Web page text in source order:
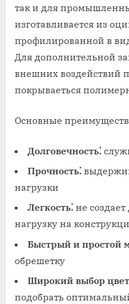
так и для
изготавливается из
профилированной в
Для дополнительной
внешних воздействий
покрываеться
Основные
Долговечность⁚
Прочность⁚
нагрузки
Легкость⁚ не
нагрузку на
Быстрый и простой
обрешетку
Широкий выбор
подобрать